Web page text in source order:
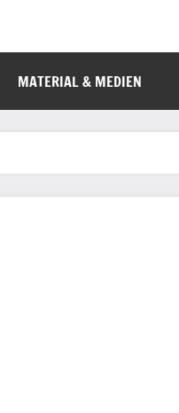
MATERIAL & MEDIEN